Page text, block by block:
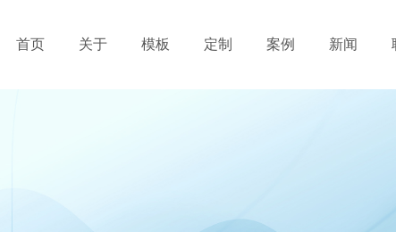
首页 关于 模板 定制 案例 新闻